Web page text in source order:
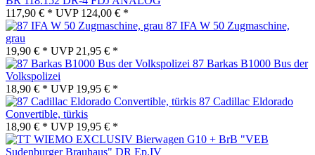
117,90 € * UVP 124,00 € *
87 IFA W 50 Zugmaschine,
grau
19,90 € * UVP 21,95 € *
87 Barkas B1000 Bus der
Volkspolizei
18,90 € * UVP 19,95 € *
87 Cadillac Eldorado
Convertible, türkis
18,90 € * UVP 19,95 € *